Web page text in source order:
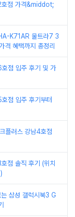
호점 가격&middot;
K71AR 울트라7 3
격 혜택까지 총정리
점 입주 후기 및 가
점 입주 후기부터
플러스 강남4호점
점 솔직 후기 (위치
삼성 갤럭시북3 G